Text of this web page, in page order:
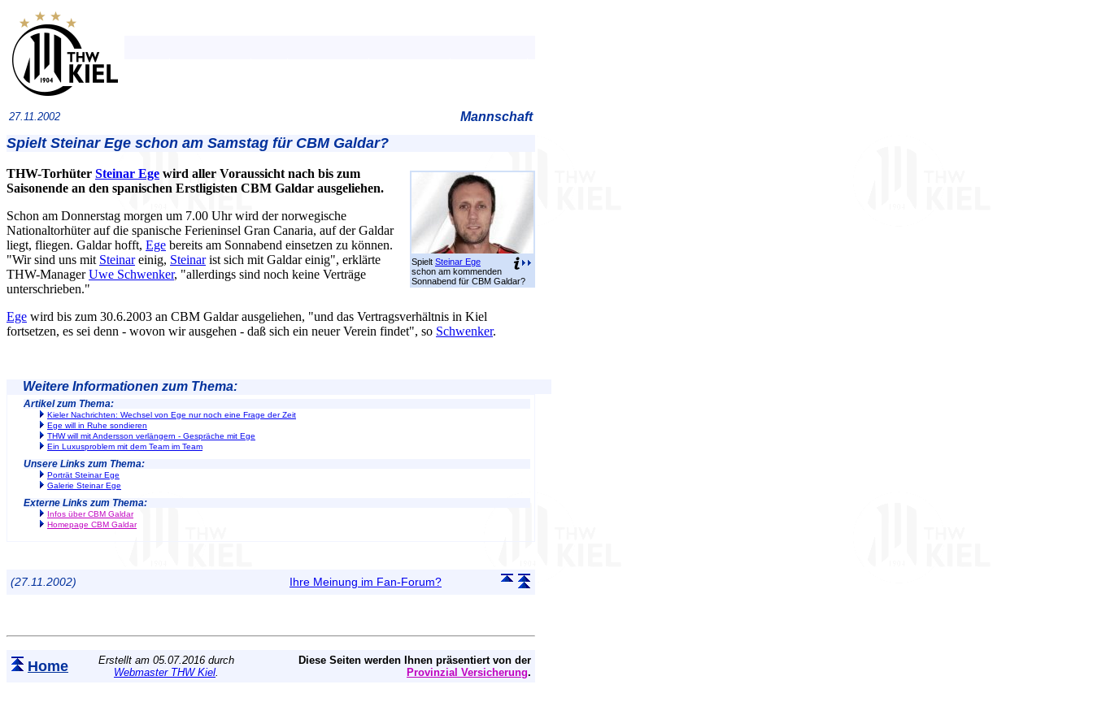
27.11.2002 Mannschaft
Spielt Steinar Ege schon am Samstag für CBM Galdar?
Spielt Steinar Ege
schon am kommenden
Sonnabend für CBM Galdar?
THW-Torhüter Steinar Ege wird aller Voraussicht nach bis zum
Saisonende an den spanischen Erstligisten CBM Galdar ausgeliehen.
Schon am Donnerstag morgen um 7.00 Uhr wird der norwegische
Nationaltorhüter auf die spanische Ferieninsel Gran Canaria, auf der Galdar
liegt, fliegen. Galdar hofft, Ege bereits am Sonnabend einsetzen zu können.
"Wir sind uns mit Steinareinig, Steinarist sich mit Galdar einig", erklärte
THW-ManagerUwe Schwenker, "allerdings sind noch keine Verträge
unterschrieben."
Ege wird bis zum 30.6.2003 an CBM Galdar ausgeliehen, "und das Vertragsverhältnis in Kiel
fortsetzen, es sei denn - wovon wir ausgehen - daß sich ein neuer Verein findet", so Schwenker.
Weitere Informationen zum Thema:
Artikel zum Thema:
Kieler Nachrichten: Wechsel von Ege nur noch eine Frage der Zeit
Ege will in Ruhe sondieren
THW will mit Andersson verlängern - Gespräche mit Ege
Ein Luxusproblem mit dem Team im Team
Unsere Links zum Thema:
Porträt Steinar Ege
Galerie Steinar Ege
Externe Links zum Thema:
Infos über CBM Galdar
Homepage CBM Galdar
(27.11.2002) Ihre Meinung im Fan-Forum?
Home
Erstellt am 05.07.2016 durch
Webmaster THW Kiel.
Diese Seiten werden Ihnen präsentiert von der
Provinzial Versicherung.